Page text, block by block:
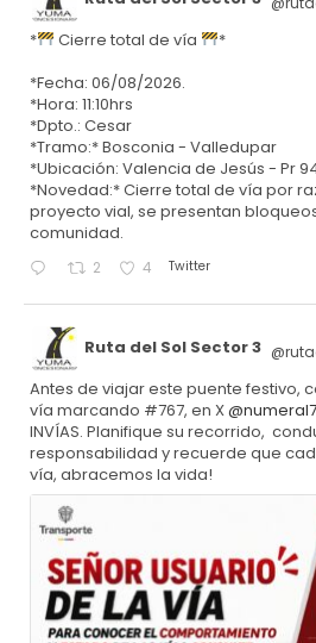
* Cierre total de vía
*
*Fecha: 06/08/2026.
*Hora: 11:10hrs
*Dpto.: Cesar
*Tramo:* Bosconia - Valledupar
*Ubicación: Valencia de Jesús - Pr
*Novedad:* Cierre total de vía por
proyecto vial, se presentan
comunidad.
2 4 Twitter
Ruta del Sol Sector 3
Antes de viajar este puente festivo,
vía marcando #767, en X
INVÍAS. Planifique su recorrido,
responsabilidad y recuerde que
vía, abracemos la vida!